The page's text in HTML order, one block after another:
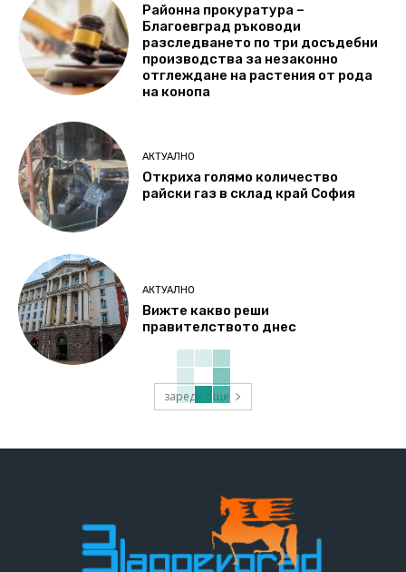
Районна прокуратура –
Благоевград ръководи
разследването по три досъдебни
производства за незаконно
отглеждане на растения от рода
на конопа
АКТУАЛНО
Откриха голямо количество
райски газ в склад край София
АКТУАЛНО
Вижте какво реши
правителството днес
зареди още